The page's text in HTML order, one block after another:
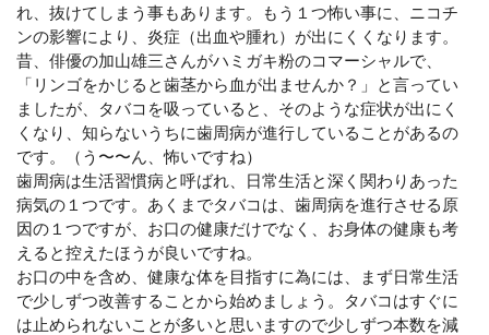
れ、抜けてしまう事もあります。もう１つ怖い事に、ニコチ
ンの影響により、炎症（出血や腫れ）が出にくくなります。
昔、俳優の加山雄三さんがハミガキ粉のコマーシャルで、
「リンゴをかじると歯茎から血が出ませんか？」と言ってい
ましたが、タバコを吸っていると、そのような症状が出にく
くなり、知らないうちに歯周病が進行していることがあるの
です。（う〜〜ん、怖いですね）
歯周病は生活習慣病と呼ばれ、日常生活と深く関わりあった
病気の１つです。あくまでタバコは、歯周病を進行させる原
因の１つですが、お口の健康だけでなく、お身体の健康も考
えると控えたほうが良いですね。
お口の中を含め、健康な体を目指すに為には、まず日常生活
で少しずつ改善することから始めましょう。タバコはすぐに
は止められないことが多いと思いますので少しずつ本数を減